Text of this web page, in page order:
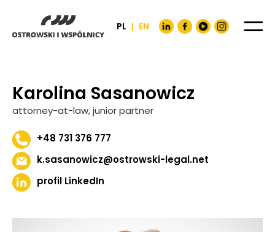
PL | EN
Karolina Sasanowicz
attorney-at-law, junior partner
+48 731 376 777
k.sasanowicz@ostrowski-legal.net
profil LinkedIn